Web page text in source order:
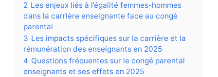
2 Les enjeux liés à l’égalité femmes-hommes
dans la carrière enseignante face au congé
parental
3 Les impacts spécifiques sur la carrière et la
rémunération des enseignants en 2025
4 Questions fréquentes sur le congé parental
enseignants et ses effets en 2025